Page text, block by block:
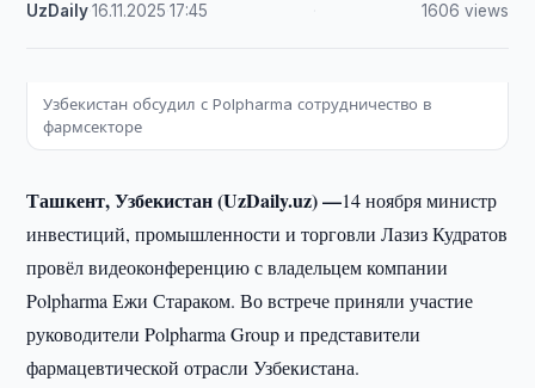
UzDaily·16.11.2025 ·17:45 1606 views
Узбекистан обсудил с Polpharma сотрудничество в
фармсекторе
Ташкент, Узбекистан (UzDaily.uz) —14 ноября министр
инвестиций, промышленности и торговли Лазиз Кудратов
провёл видеоконференцию с владельцем компании
Polpharma Ежи Стараком. Во встрече приняли участие
руководители Polpharma Group и представители
фармацевтической отрасли Узбекистана.